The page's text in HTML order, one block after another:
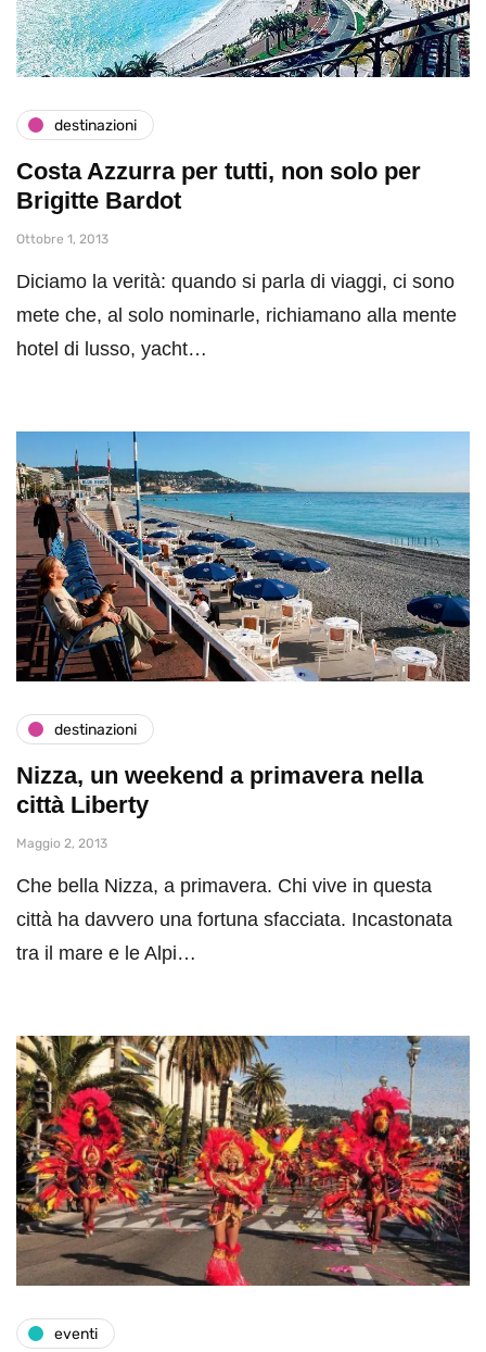
destinazioni
Costa Azzurra per tutti, non solo per
Brigitte Bardot
Ottobre 1, 2013
Diciamo la verità: quando si parla di viaggi, ci sono
mete che, al solo nominarle, richiamano alla mente
hotel di lusso, yacht…
destinazioni
Nizza, un weekend a primavera nella
città Liberty
Maggio 2, 2013
Che bella Nizza, a primavera. Chi vive in questa
città ha davvero una fortuna sfacciata. Incastonata
tra il mare e le Alpi…
eventi